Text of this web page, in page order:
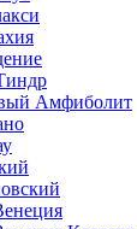
Амфиболит